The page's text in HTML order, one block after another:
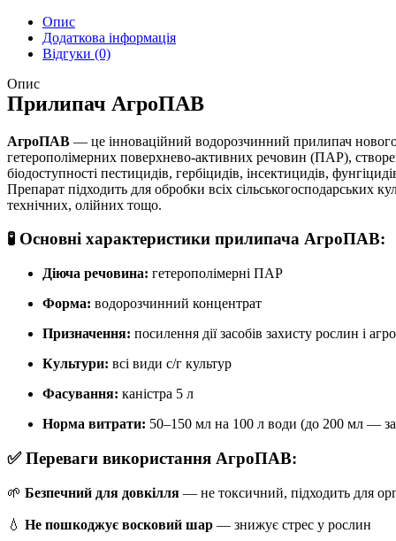
Опис
Додаткова інформація
Відгуки (0)
Опис
Прилипач АгроПАВ
АгроПАВ — це інноваційний водорозчинний прилипач нового
гетерополімерних поверхнево-активних речовин (ПАР),
біодоступності пестицидів, гербіцидів, інсектицидів,
Препарат підходить для обробки всіх сільськогосподарських
технічних, олійних тощо.
🧪 Основні характеристики прилипача АгроПАВ:
Діюча речовина: гетерополімерні ПАР
Форма: водорозчинний концентрат
Призначення: посилення дії засобів захисту рослин і
Культури: всі види с/г культур
Фасування: каністра 5 л
Норма витрати: 50–150 мл на 100 л води (до 200 мл —
✅Переваги використання АгроПАВ:
🌱 Безпечний для довкілля — не токсичний, підходить для
💧 Не пошкоджує восковий шар — знижує стрес у рослин